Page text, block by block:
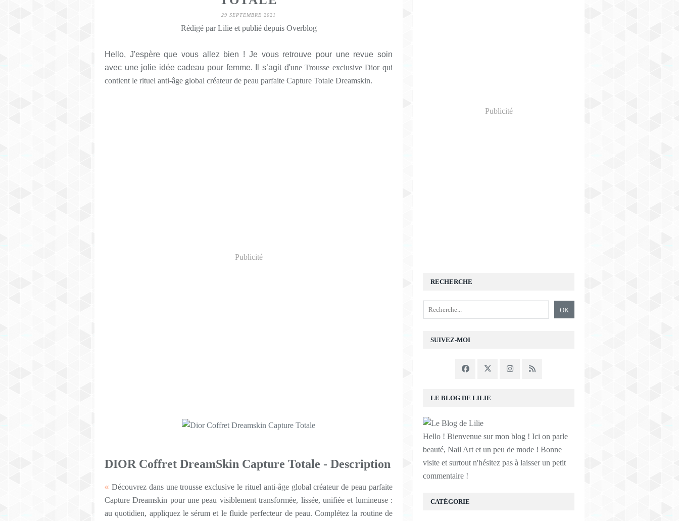
29 SEPTEMBRE 2021
Rédigé par Lilie et publié depuis Overblog
Hello, J'espère que vous allez bien ! Je vous retrouve pour une revue soin
avec une jolie idée cadeau pour femme.
Il s’agit d'une Trousse exclusive Dior qui
contient le rituel anti-âge global créateur de peau parfaite Capture Totale Dreamskin.
Publicité
DIOR Coffret DreamSkin Capture Totale - Description
« Découvrez dans une trousse exclusive le rituel anti-âge global créateur de peau parfaite
Capture Dreamskin pour une peau visiblement transformée, lissée, unifiée et lumineuse :
au quotidien, appliquez le sérum et le fluide perfecteur de peau. Complétez la routine de
Publicité
SUIVEZ-MOI
RECHERCHE
LE BLOG DE LILIE
Hello ! Bienvenue sur mon blog ! Ici on parle
beauté, Nail Art et un peu de mode ! Bonne
visite et surtout n'hésitez pas à laisser un petit
commentaire !
CATÉGORIE